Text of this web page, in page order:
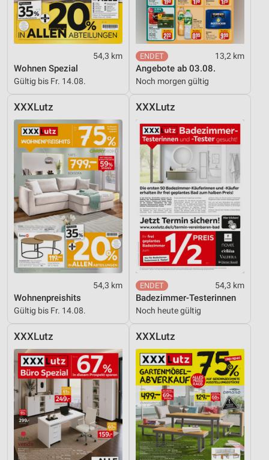
54,3 km
Wohnen Spezial
Gültig bis Fr. 14.08.
13,2 km
Angebote ab 03.08.
Noch morgen gültig
XXXLutz
54,3 km
Wohnenpreishits
Gültig bis Fr. 14.08.
XXXLutz
54,3 km
Badezimmer-Testerinnen
Noch heute gültig
XXXLutz XXXLutz